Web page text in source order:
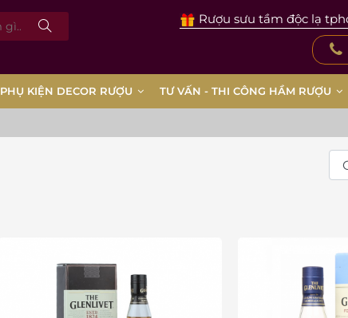
Rượu sưu tầm độc lạ
PHỤ KIỆN DECOR RƯỢU TƯ VẤN - THI CÔNG HẦM RƯỢU